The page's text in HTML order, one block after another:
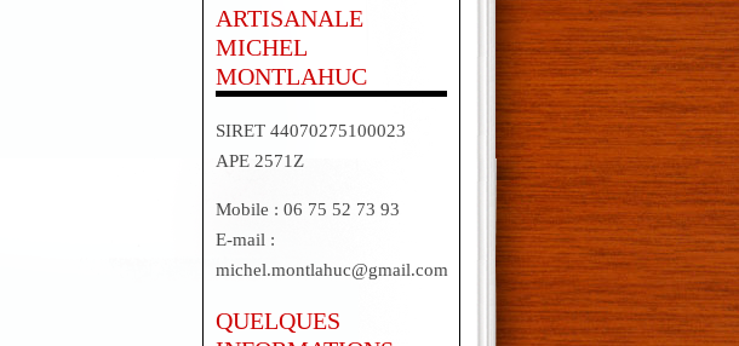
ARTISANALE
MICHEL
MONTLAHUC
SIRET 44070275100023
APE 2571Z
Mobile : 06 75 52 73 93
E-mail :
michel.montlahuc@gmail.com
QUELQUES